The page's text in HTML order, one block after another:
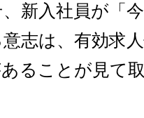
新入社員が「
志は、有効求
ることが見て